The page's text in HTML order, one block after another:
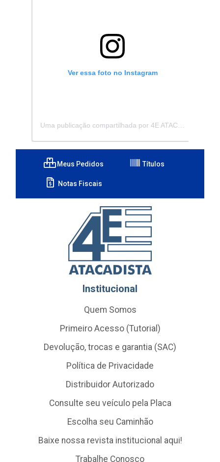
Ver essa foto no Instagram
Meus Pedidos Títulos
Notas Fiscais
Institucional
Quem Somos
Primeiro Acesso (Tutorial)
Devolução, trocas e garantia (SAC)
Política de Privacidade
Distribuidor Autorizado
Consulte seu veículo pela Placa
Escolha seu Caminhão
Baixe nossa revista institucional aqui!
Trabalhe Conosco